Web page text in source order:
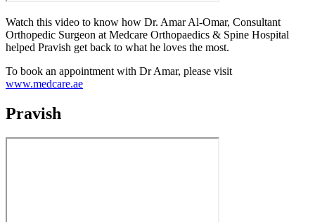
Watch this video to know how Dr. Amar Al-Omar, Consultant
Orthopedic Surgeon at Medcare Orthopaedics & Spine Hospital
helped Pravish get back to what he loves the most.
To book an appointment with Dr Amar, please visit
www.medcare.ae
Pravish